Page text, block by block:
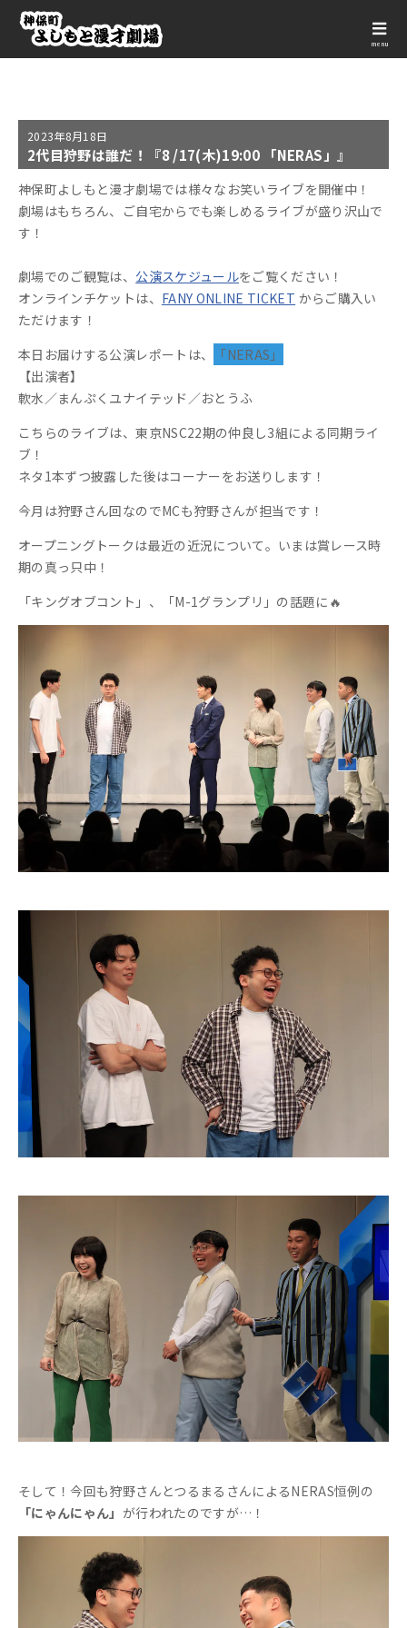
menu
2023年8月18日
2代目狩野は誰だ！『8 /17(木)19:00 「NERAS」』
神保町よしもと漫才劇場では様々なお笑いライブを開催中！
劇場はもちろん、ご自宅からでも楽しめるライブが盛り沢山で
す！
劇場でのご観覧は、 公演スケジュールをご覧ください！
オンラインチケットは、 FANY ONLINE TICKET からご購入い
ただけます！
本日お届けする公演レポートは、
「NERAS」
【出演者】
軟水／まんぷくユナイテッド／おとうふ
こちらのライブは、東京NSC22期の仲良し3組による同期ライ
ブ！
ネタ1本ずつ披露した後はコーナーをお送りします！
今月は狩野さん回なのでMCも狩野さんが担当です！
オープニングトークは最近の近況について。いまは賞レース時
期の真っ只中！
「キングオブコント」、「M-1グランプリ」の話題に🔥
そして！今回も狩野さんとつるまるさんによるNERAS恒例の
「にゃんにゃん」 が行われたのですが…！